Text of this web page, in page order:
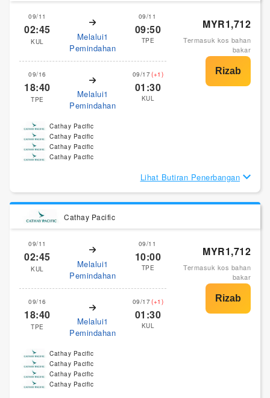
09/11
02:45
KUL
Melalui1
Pemindahan
09/11
09:50
TPE
09/16
18:40
TPE
Melalui1
Pemindahan
09/17(+1)
01:30
KUL
MYR1,712
Termasuk kos bahan
bakar
Cathay Pacific
Cathay Pacific
Cathay Pacific
Cathay Pacific
Lihat Butiran Penerbangan
Cathay Pacific
09/11
02:45
KUL
Melalui1
Pemindahan
09/11
10:00
TPE
09/16
18:40
TPE
Melalui1
Pemindahan
09/17(+1)
01:30
KUL
MYR1,712
Termasuk kos bahan
bakar
Cathay Pacific
Cathay Pacific
Cathay Pacific
Cathay Pacific